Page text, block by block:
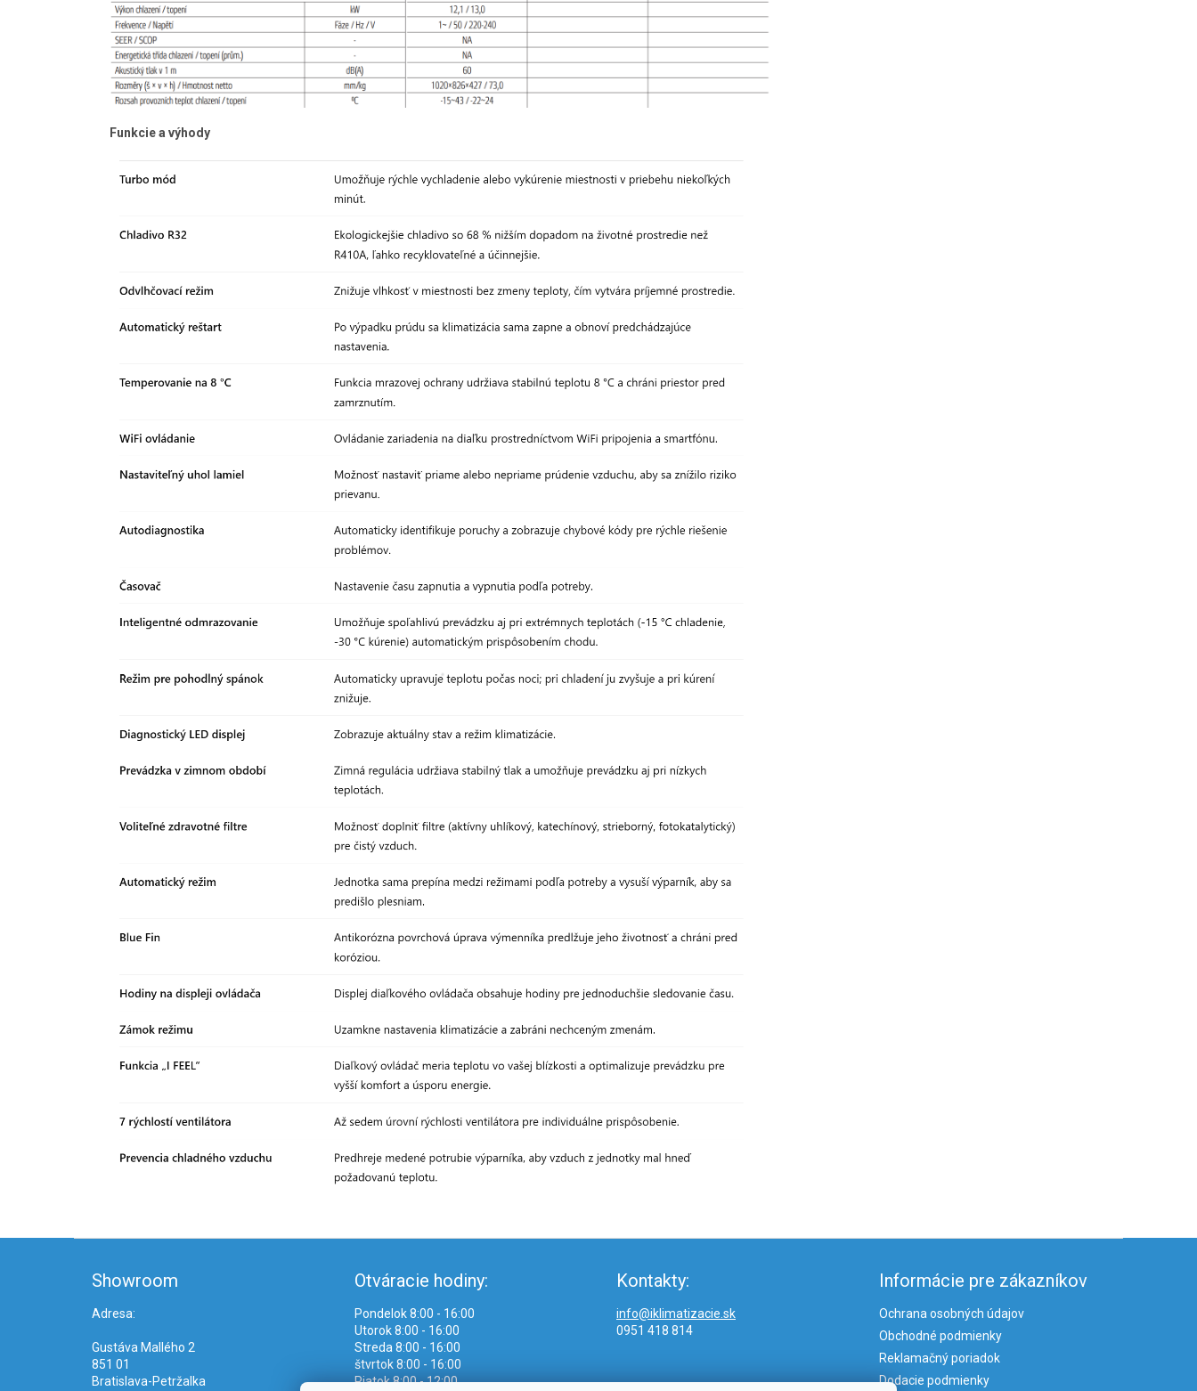
Funkcie a výhody
Showroom
Adresa:
Gustáva Mallého 2
851 01
Bratislava-Petržalka
Otváracie hodiny:
Pondelok 8:00 - 16:00
Utorok 8:00 - 16:00
Streda 8:00 - 16:00
štvrtok 8:00 - 16:00
Piatok 8:00 - 12:00
Kontakty:
info@iklimatizacie.sk
0951 418 814
Informácie pre zákazníkov
Ochrana osobných údajov
Obchodné podmienky
Reklamačný poriadok
Dodacie podmienky